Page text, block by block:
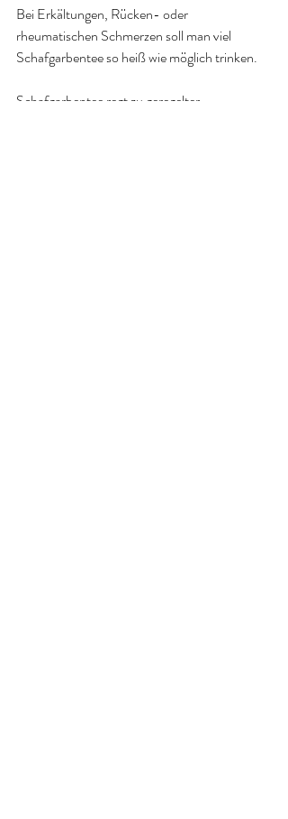
Bei Erkältungen, Rücken- oder
rheumatischen Schmerzen soll man viel
Schafgarbentee so heiß wie möglich trinken.
Schafgarbentee regt zu geregelter